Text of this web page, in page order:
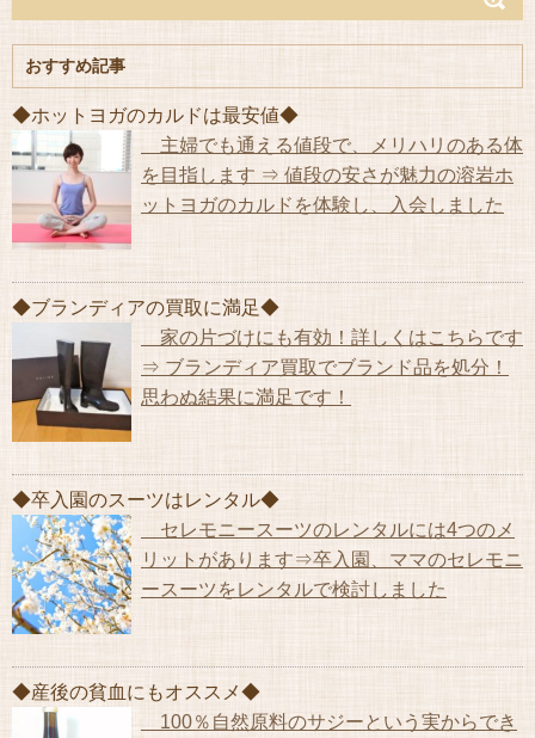
おすすめ記事
◆ホットヨガのカルドは最安値◆
主婦でも通える値段で、メリハリのある体
を目指します ⇒ 値段の安さが魅力の溶岩ホ
ットヨガのカルドを体験し、入会しました
◆ブランディアの買取に満足◆
家の片づけにも有効！詳しくはこちらです
⇒ ブランディア買取でブランド品を処分！
思わぬ結果に満足です！
◆卒入園のスーツはレンタル◆
セレモニースーツのレンタルには4つのメ
リットがあります⇒卒入園、ママのセレモニ
ースーツをレンタルで検討しました
◆産後の貧血にもオススメ◆
100％自然原料のサジーという実からでき